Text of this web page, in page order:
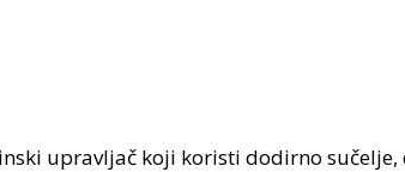
upravljač koji koristi dodirno sučelje,